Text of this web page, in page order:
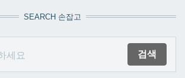
SEARCH 손잡고